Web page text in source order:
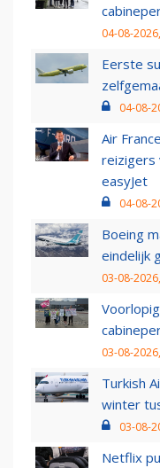
04-08-
Eerste
04-08-
Air
reizigers
easyJet
04-08-
Boeing
eindelijk
03-08-
03-08-
Turkish
winter
03-08-
Netflix